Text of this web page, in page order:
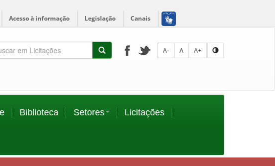
Acesso à informação Legislação Canais
A- A A+
Biblioteca Setores Licitações